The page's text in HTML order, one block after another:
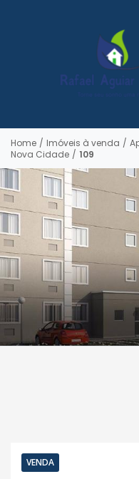
Home / Imóveis à venda /
Nova Cidade / 109
VENDA